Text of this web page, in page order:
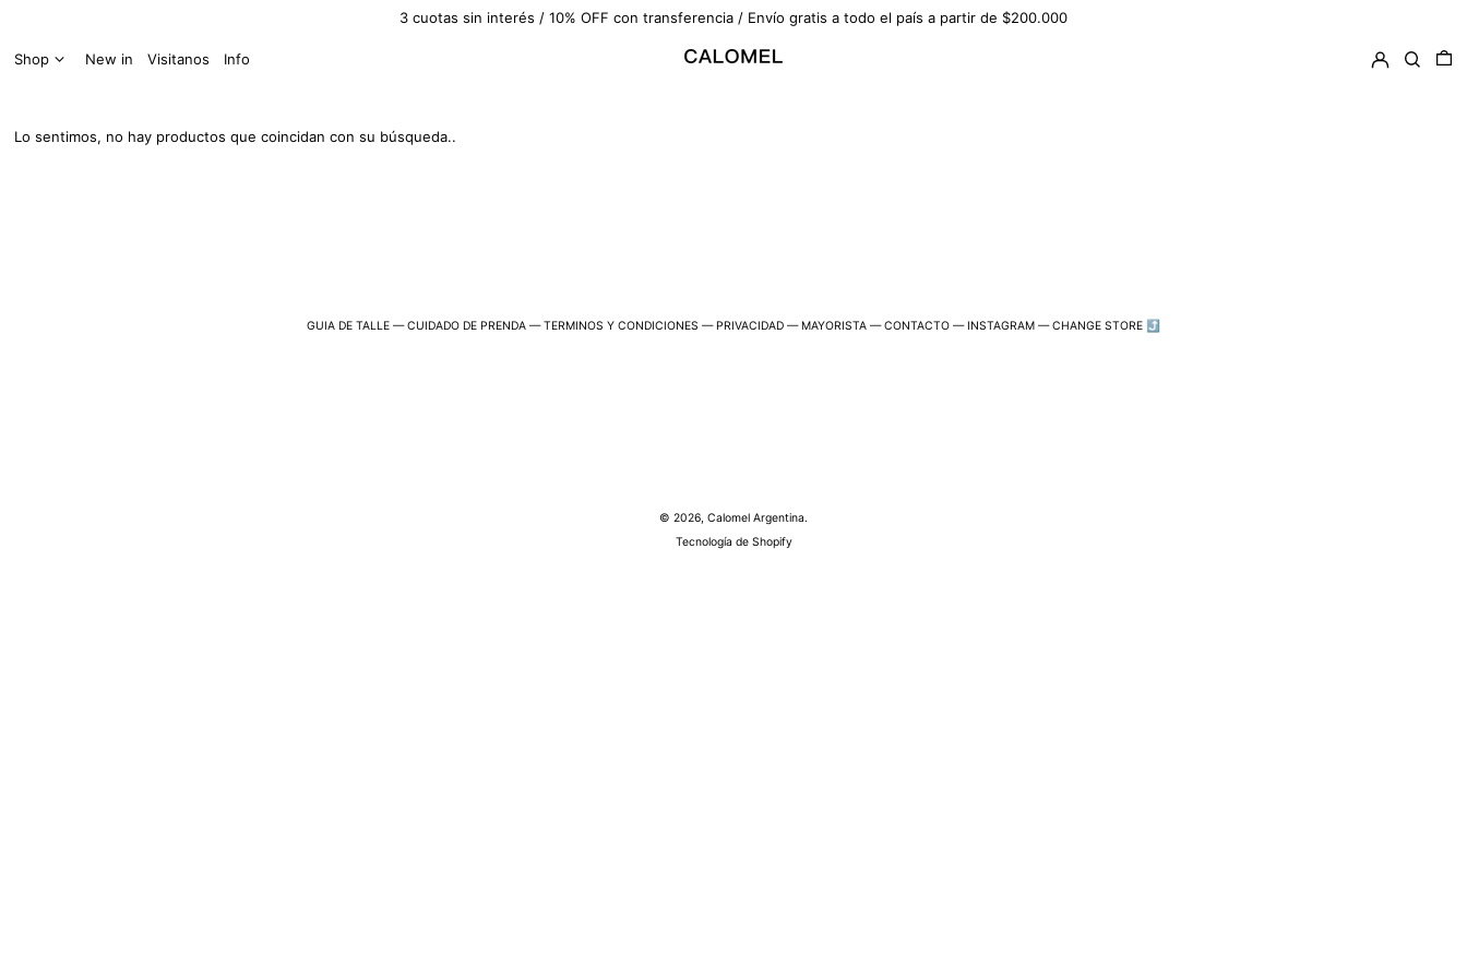
3 cuotas sin interés / 10% OFF con transferencia / Envío gratis a todo el país a partir de $200.000
Shop New in Visitanos Info IngresarBuscar
Lo sentimos, no hay productos que coincidan con su búsqueda..
GUIA DE TALLE — CUIDADO DE PRENDA — TERMINOS Y CONDICIONES — PRIVACIDAD — MAYORISTA — CONTACTO — INSTAGRAM — CHANGE STORE ⤴︎
© 2026, Calomel Argentina.
Tecnología de Shopify